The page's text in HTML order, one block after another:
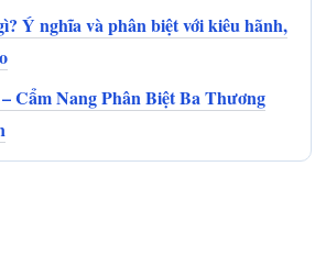
Ý nghĩa và phân biệt với kiêu hãnh,
Cẩm Nang Phân Biệt Ba Thương